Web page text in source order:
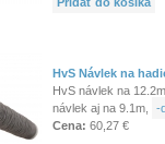
HvS Návlek na
HvS návlek na
návlek aj na 9.1m,
-
Cena: 60,27 €